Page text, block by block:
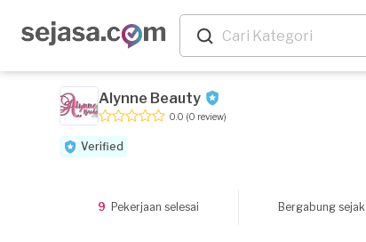
Alynne Beauty
0.0 (0 review)
Verified
9 Pekerjaan selesai Bergabung sejak